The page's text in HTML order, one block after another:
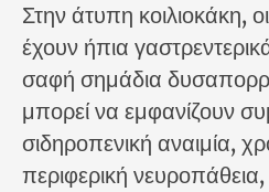
Στην άτυπη κοιλιοκάκη,
έχουν ήπια
σαφή σημάδια
μπορεί να εμφανίζουν
σιδηροπενική αναιμία,
περιφερική